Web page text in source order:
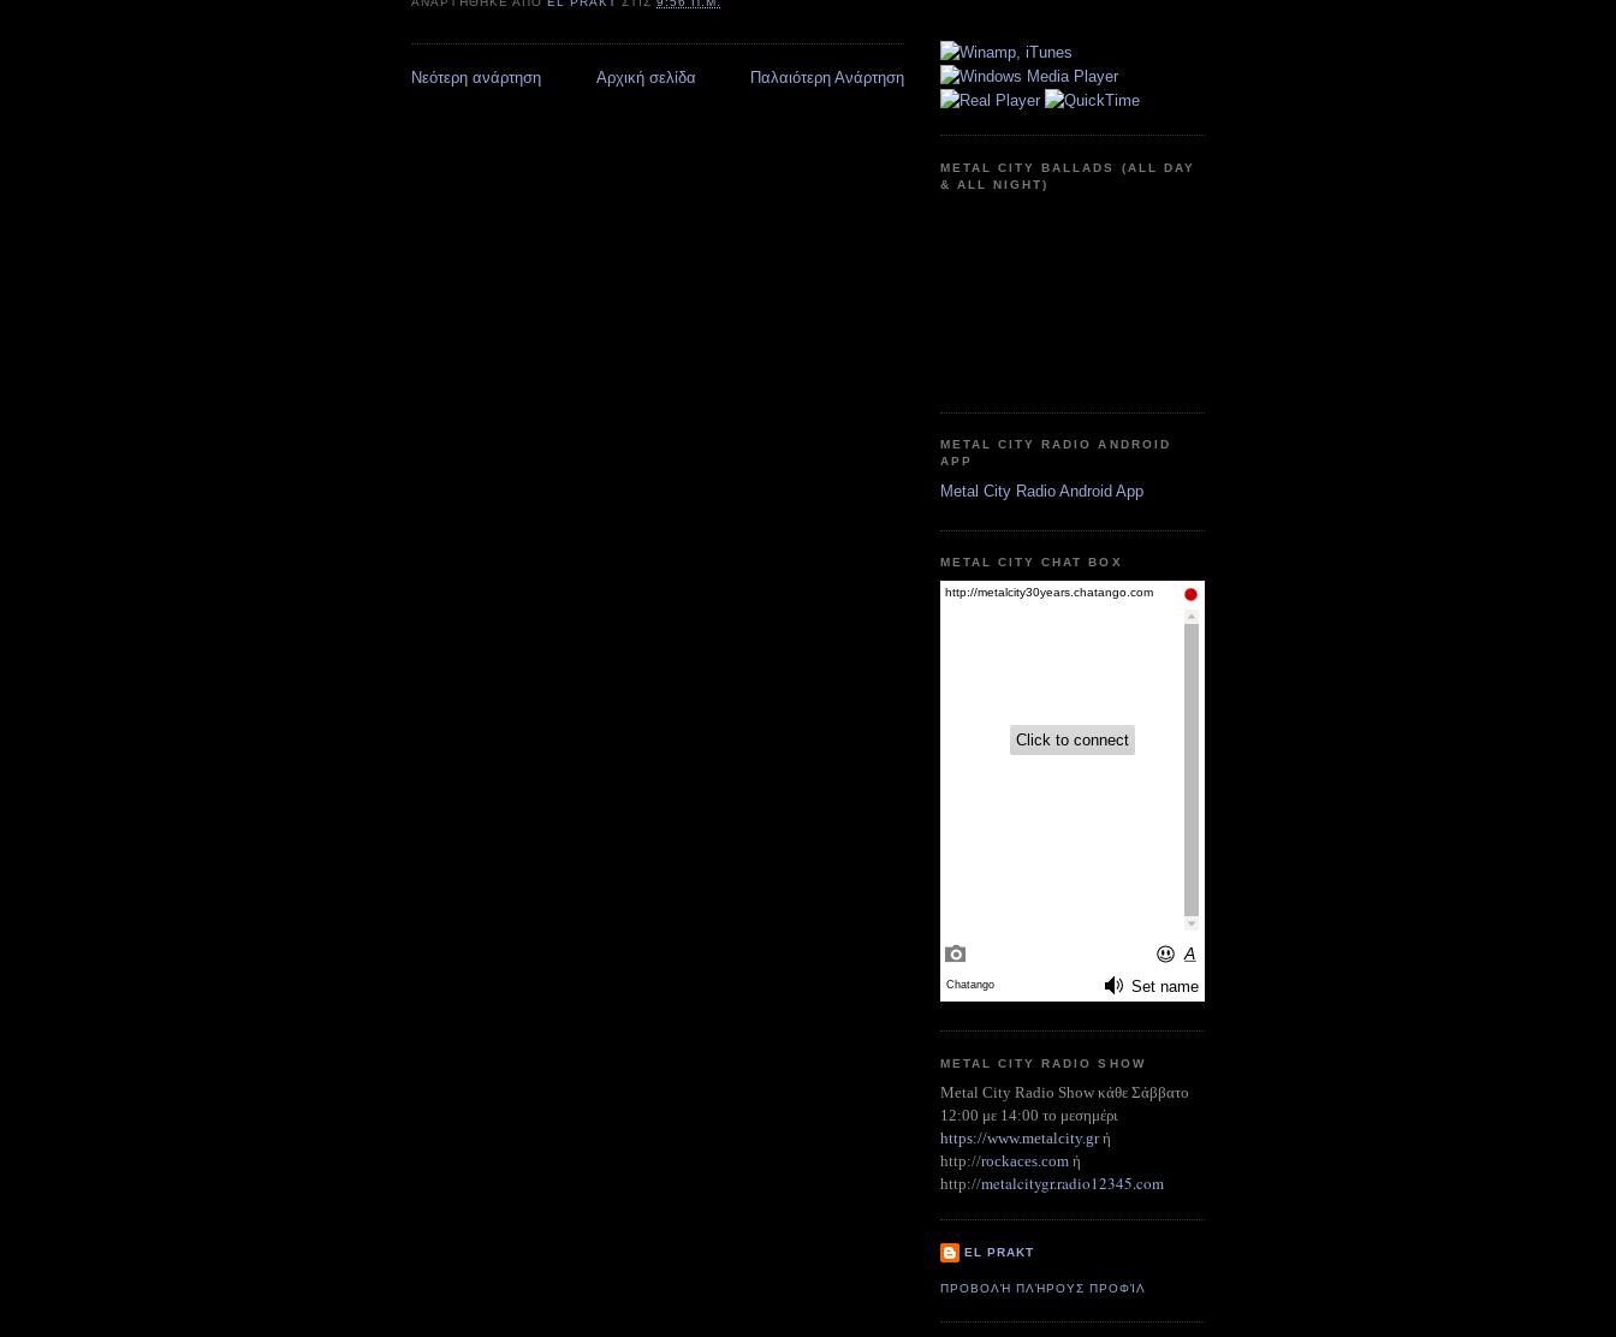
Νεότερη ανάρτηση Παλαιότερη Ανάρτηση
Αρχική σελίδα
METAL CITY BALLADS (ALL DAY
& ALL NIGHT)
METAL CITY RADIO ANDROID
APP
Metal City Radio Android App
METAL CITY CHAT BOX
METAL CITY RADIO SHOW
Metal City Radio Show κάθε Σάββατο
12:00 με 14:00 το μεσημέρι
https://www.metalcity.grή
http://rockaces.com ή
http://metalcitygr.radio12345.com
EL PRAKT
ΠΡΟΒΟΛΉ ΠΛΉΡΟΥΣ ΠΡΟΦΊΛ